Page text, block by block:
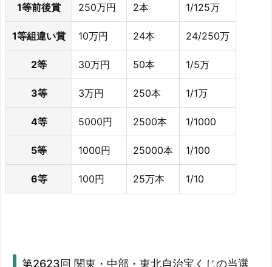
1等前後賞 250万円 2本 1/125万
1等組違い賞 10万円 24本 24/250万
2等 30万円 50本 1/5万
3等 3万円 250本 1/1万
4等 5000円 2500本 1/1000
5等 1000円 25000本 1/100
6等 100円 25万本 1/10
第2623回 関東・中部・東北自治宝くじの当選